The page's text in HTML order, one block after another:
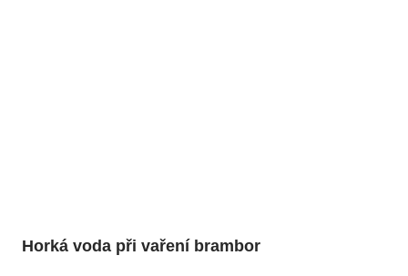
Horká voda při vaření brambor